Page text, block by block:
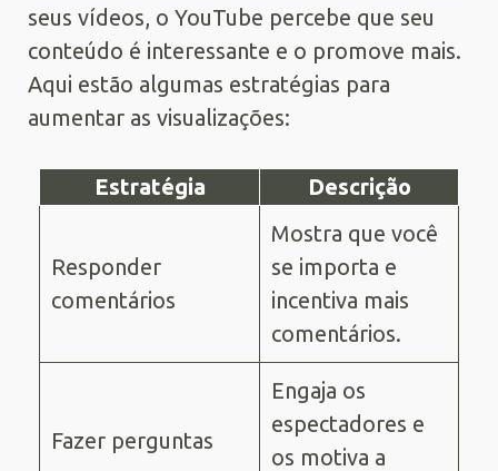
seus vídeos, o YouTube percebe que seu
conteúdo é interessante e o promove mais.
Aqui estão algumas estratégias para
aumentar as visualizações:
Estratégia Descrição
Responder
comentários
Mostra que você
se importa e
incentiva mais
comentários.
Fazer perguntas
Engaja os
espectadores e
os motiva a